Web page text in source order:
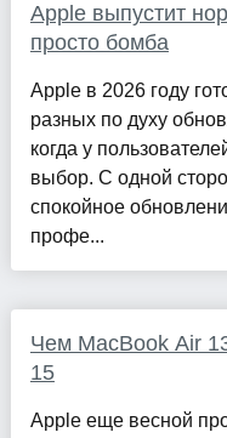
Apple выпустит
просто бомба
Apple в 2026 году
разных по духу
когда у
выбор. С одной
спокойное
профе...
Чем MacBook Air
15
Apple еще весной